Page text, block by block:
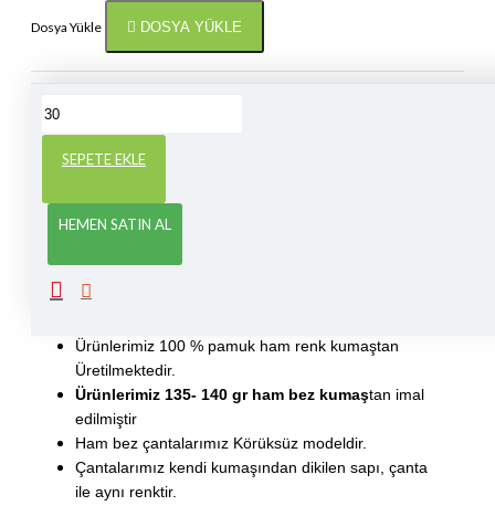
Dosya Yükle DOSYA YÜKLE
SEPETE EKLE
HEMEN SATIN AL
Bez çanta boyutları 35x40 cm
Ürünlerimiz 100 % pamuk ham renk kumaştan
Üretilmektedir.
Ürünlerimiz 135- 140 gr ham bez kumaştan imal
edilmiştir
Ham bez çantalarımız Körüksüz modeldir.
Çantalarımız kendi kumaşından dikilen sapı, çanta
ile aynı renktir.